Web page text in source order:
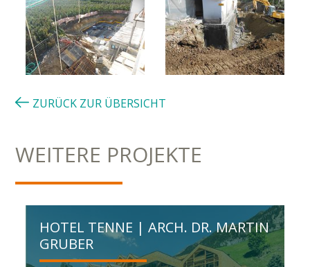
ZURÜCK ZUR ÜBERSICHT
WEITERE PROJEKTE
HOTEL TENNE | ARCH. DR. MARTIN
GRUBER